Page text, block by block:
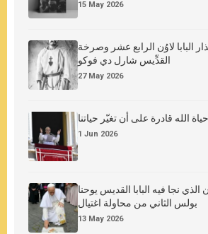
15 May 2026
البابا لاوُن الرابع عشر وصرخة
القدِّيس شارل دي فوكو
27 May 2026
حياة الله قادرة على أن تغيّر حياتنا
1 Jun 2026
الذي نجا فيه البابا القديس يوحنا
بولس الثاني من محاولة اغتيال
13 May 2026